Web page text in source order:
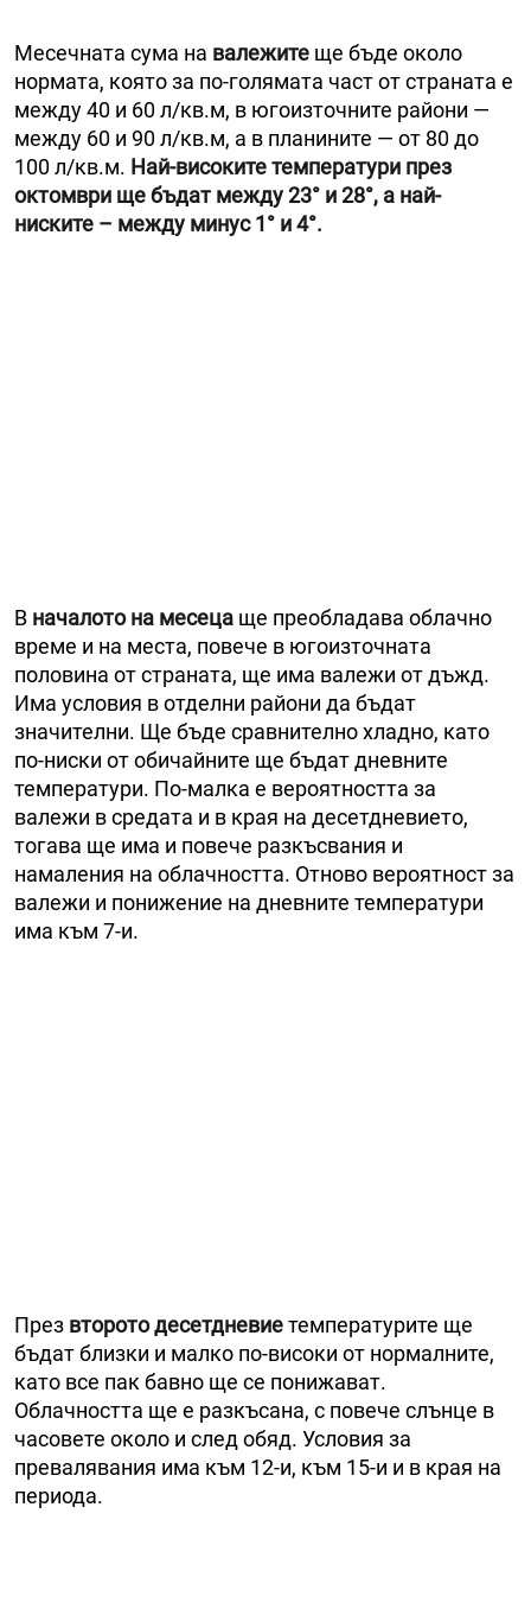
Месечната сума на валежите ще бъде около
нормата, която за по-голямата част от страната е
между 40 и 60 л/кв.м, в югоизточните райони —
между 60 и 90 л/кв.м, а в планините — от 80 до
100 л/кв.м. Най-високите температури през
октомври ще бъдат между 23° и 28°, а най-
ниските – между минус 1° и 4°.
В началото на месеца ще преобладава облачно
време и на места, повече в югоизточната
половина от страната, ще има валежи от дъжд.
Има условия в отделни райони да бъдат
значителни. Ще бъде сравнително хладно, като
по-ниски от обичайните ще бъдат дневните
температури. По-малка е вероятността за
валежи в средата и в края на десетдневието,
тогава ще има и повече разкъсвания и
намаления на облачността. Отново вероятност за
валежи и понижение на дневните температури
има към 7-и.
През второто десетдневиетемпературите ще
бъдат близки и малко по-високи от нормалните,
като все пак бавно ще се понижават.
Облачността ще е разкъсана, с повече слънце в
часовете около и след обяд. Условия за
превалявания има към 12-и, към 15-и и в края на
периода.